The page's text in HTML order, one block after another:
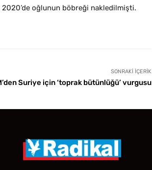
2020’de oğlunun böbreği nakledilmişti.
SONRAKI İÇERIK
Suriye için ‘toprak bütünlüğü’ vurgusu